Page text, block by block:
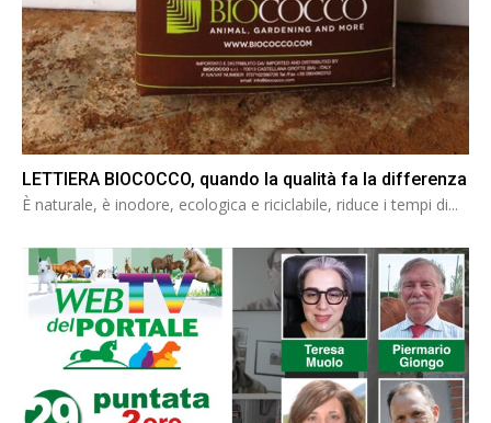
LETTIERA BIOCOCCO, quando la qualità fa la differenza
È naturale, è inodore, ecologica e riciclabile, riduce i tempi di...